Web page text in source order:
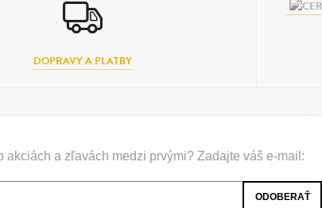
DOPRAVY A PLATBY
akciách a zľavách medzi prvými? Zadajte váš e-mail: